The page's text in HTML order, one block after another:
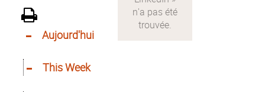
Aujourd'hui
This Week